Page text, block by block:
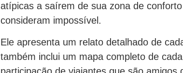
atípicas a saírem de sua zona de
consideram impossível.
Ele apresenta um relato detalhado de
também inclui um mapa completo de